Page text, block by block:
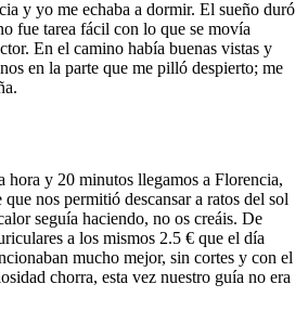
y yo me echaba a dormir. El sueño duró
fue tarea fácil con lo que se movía
En el camino había buenas vistas y
en la parte que me pilló despierto; me
hora y 20 minutos llegamos a Florencia,
nos permitió descansar a ratos del sol
seguía haciendo, no os creáis. De
a los mismos 2.5 € que el día
mucho mejor, sin cortes y con el
chorra, esta vez nuestro guía no era